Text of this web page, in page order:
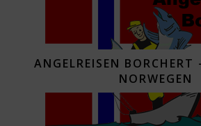
ANGELREISEN
NORWEGEN